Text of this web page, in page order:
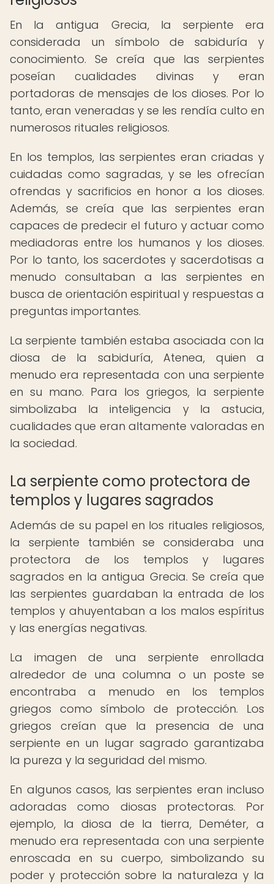
En la antigua Grecia, la serpiente era
considerada un símbolo de sabiduría y
conocimiento. Se creía que las serpientes
poseían cualidades divinas y eran
portadoras de mensajes de los dioses. Por lo
tanto, eran veneradas y se les rendía culto en
numerosos rituales religiosos.
En los templos, las serpientes eran criadas y
cuidadas como sagradas, y se les ofrecían
ofrendas y sacrificios en honor a los dioses.
Además, se creía que las serpientes eran
capaces de predecir el futuro y actuar como
mediadoras entre los humanos y los dioses.
Por lo tanto, los sacerdotes y sacerdotisas a
menudo consultaban a las serpientes en
busca de orientación espiritual y respuestas a
preguntas importantes.
La serpiente también estaba asociada con la
diosa de la sabiduría, Atenea, quien a
menudo era representada con una serpiente
en su mano. Para los griegos, la serpiente
simbolizaba la inteligencia y la astucia,
cualidades que eran altamente valoradas en
la sociedad.
La serpiente como protectora de
templos y lugares sagrados
Además de su papel en los rituales religiosos,
la serpiente también se consideraba una
protectora de los templos y lugares
sagrados en la antigua Grecia. Se creía que
las serpientes guardaban la entrada de los
templos y ahuyentaban a los malos espíritus
y las energías negativas.
La imagen de una serpiente enrollada
alrededor de una columna o un poste se
encontraba a menudo en los templos
griegos como símbolo de protección. Los
griegos creían que la presencia de una
serpiente en un lugar sagrado garantizaba
la pureza y la seguridad del mismo.
En algunos casos, las serpientes eran incluso
adoradas como diosas protectoras. Por
ejemplo, la diosa de la tierra, Deméter, a
menudo era representada con una serpiente
enroscada en su cuerpo, simbolizando su
poder y protección sobre la naturaleza y la